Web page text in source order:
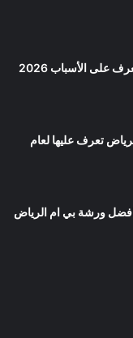
تعرف عليها لعام
افضل ورشة بي ام الرياض